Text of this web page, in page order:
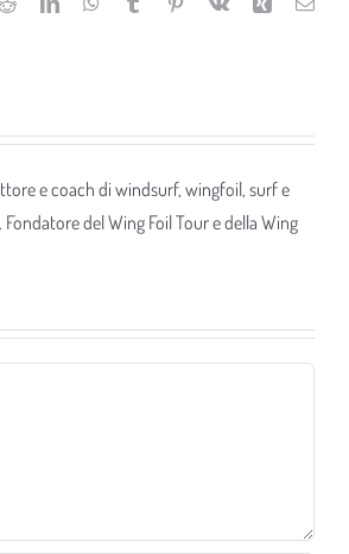
e coach di windsurf, wingfoil, surf e
del Wing Foil Tour e della Wing